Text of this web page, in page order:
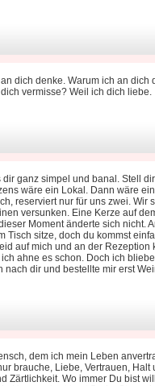
dich denke. Warum ich an dich
vermisse? Weil ich dich liebe.
ganz simpel und banal. Stell
wäre ein Lokal. Dann wäre
reserviert nur für uns zwei. Wir
versunken. Eine Kerze auf
Moment änderte sich nicht.
Tisch sitze, doch du kommst
auf mich und an der Rezeption
ahne es schon. Doch ich
nach dir und bestellte mir erst
dem ich mein Leben
brauche, Liebe, Vertrauen, Halt
Zärtlichkeit. Wo immer Du bist